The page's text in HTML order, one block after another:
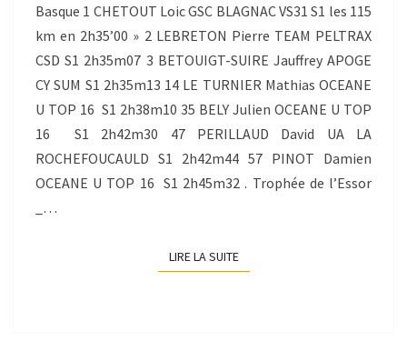
Basque 1 CHETOUT Loic GSC BLAGNAC VS31 S1 les 115
km en 2h35’00 » 2 LEBRETON Pierre TEAM PELTRAX
CSD S1 2h35m07 3 BETOUIGT-SUIRE Jauffrey APOGE
CY SUM S1 2h35m13 14 LE TURNIER Mathias OCEANE
U TOP 16 S1 2h38m10 35 BELY Julien OCEANE U TOP
16 S1 2h42m30 47 PERILLAUD David UA LA
ROCHEFOUCAULD S1 2h42m44 57 PINOT Damien
OCEANE U TOP 16 S1 2h45m32 . Trophée de l’Essor
_…
LIRE LA SUITELIRE LA SUITE